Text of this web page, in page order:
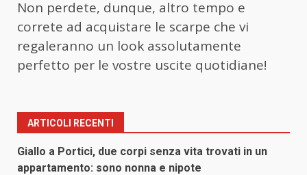
Non perdete, dunque, altro tempo e
correte ad acquistare le scarpe che vi
regaleranno un look assolutamente
perfetto per le vostre uscite quotidiane!
ARTICOLI RECENTI
Giallo a Portici, due corpi senza vita trovati in un
appartamento: sono nonna e nipote